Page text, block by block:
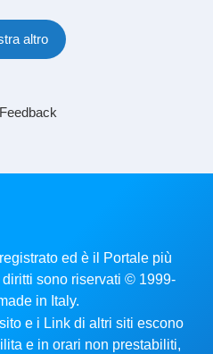
altro
Feedback
ed è il Portale più
sono riservati © 1999-
in Italy.
e i Link di altri siti escono
e in orari non prestabiliti,